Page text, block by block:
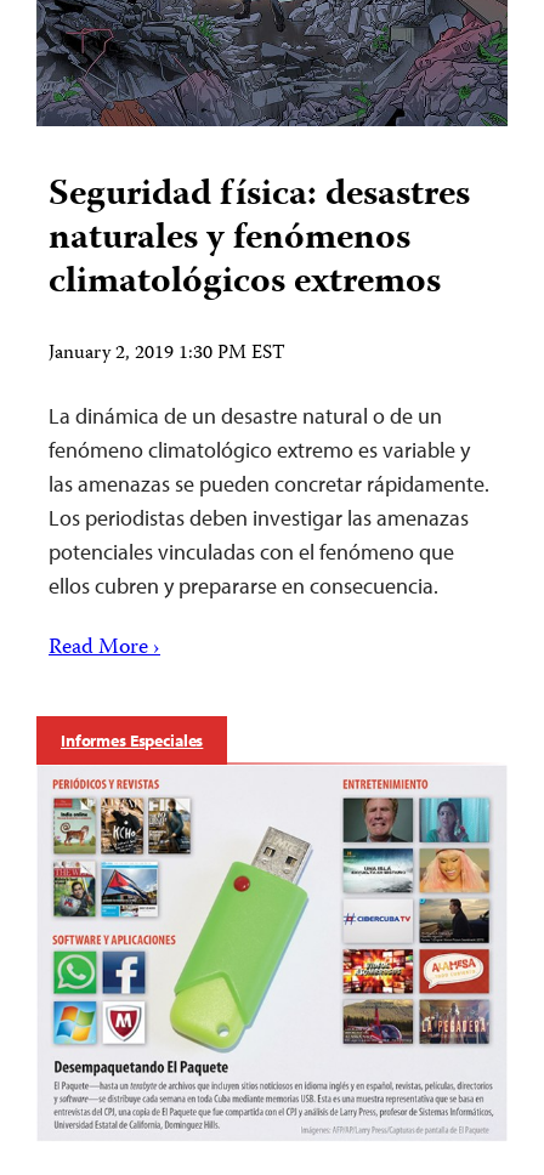
Seguridad física: desastres
naturales y fenómenos
climatológicos extremos
January 2, 2019 1:30 PM EST
La dinámica de un desastre natural o de un
fenómeno climatológico extremo es variable y
las amenazas se pueden concretar rápidamente.
Los periodistas deben investigar las amenazas
potenciales vinculadas con el fenómeno que
ellos cubren y prepararse en consecuencia.
Read More ›
Informes Especiales